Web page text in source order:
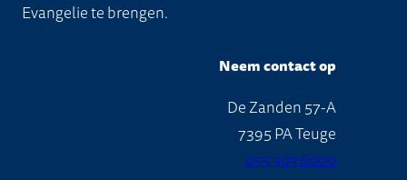
Evangelie te brengen.
Neem contact op
De Zanden 57-A
7395 PA Teuge
055 303 6000